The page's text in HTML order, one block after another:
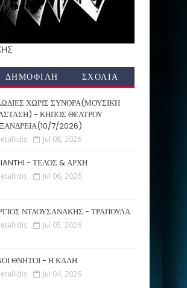
ΔΗΜΟΦΙΛΗ ΣΧΟΛΙΑ
ΧΩΡΙΣ ΣΥΝΟΡΑ(ΜΟΥΣΙΚΗ
- ΚΗΠΟΣ ΘΕΑΤΡΟΥ
7/2026)
Jul 08, 2026
- ΤΕΛΟΣ & ΑΡΧΗ
Jul 06, 2026
ΝΤΑΟΥΣΑΝΑΚΗΣ - ΤΡΑΠΟΥΛΑ
Jul 05, 2026
ΘΝΗΤΟΙ - Η ΚΑΛΗ
Jul 04, 2026